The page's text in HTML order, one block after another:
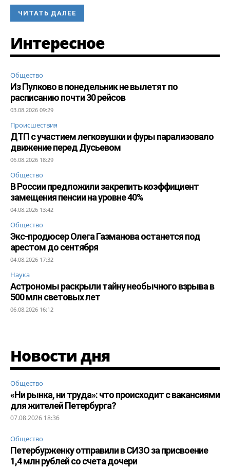
ЧИТАТЬ ДАЛЕЕ
Интересное
Общество
Из Пулково в понедельник не вылетят по
расписанию почти 30 рейсов
03.08.2026 09:29
Происшествия
ДТП с участием легковушки и фуры парализовало
движение перед Дусьевом
06.08.2026 18:29
Общество
В России предложили закрепить коэффициент
замещения пенсии на уровне 40%
04.08.2026 13:42
Общество
Экс-продюсер Олега Газманова останется под
арестом до сентября
04.08.2026 17:32
Наука
Астрономы раскрыли тайну необычного взрыва в
500 млн световых лет
06.08.2026 16:12
Новости дня
Общество
«Ни рынка, ни труда»: что происходит с вакансиями
для жителей Петербурга?
07.08.2026 18:36
Общество
Петербурженку отправили в СИЗО за присвоение
1,4 млн рублей со счета дочери